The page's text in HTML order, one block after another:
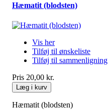
Hæmatit (blodsten)
Vis her
Tilføj til ønskeliste
Tilføj til sammenligning
Pris 20,00 kr.
Læg i kurv
Hæmatit (blodsten)